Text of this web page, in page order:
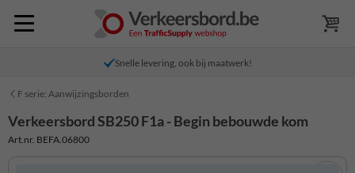
Snelle levering, ook bij maatwerk!
F serie: Aanwijzingsborden
Verkeersbord SB250 F1a - Begin bebouwde kom
Art.nr. BEFA.06800